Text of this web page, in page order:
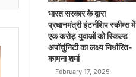
भारत सरकार के द्वारा
प्रधानमंत्री इंटर्नशिप स्कीम्स में
एक करोड़ युवाओं को स्किल्ड
अपॉर्चुनिटी का लक्ष्य निर्धारित-
कामना शर्मा
February 17, 2025